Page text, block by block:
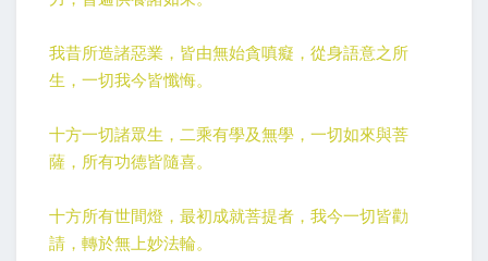
我昔所造諸惡業，皆由無始貪嗔癡，從身語意之所
生，一切我今皆懺悔。
十方一切諸眾生，二乘有學及無學，一切如來與菩
薩，所有功德皆隨喜。
十方所有世間燈，最初成就菩提者，我今一切皆勸
請，轉於無上妙法輪。